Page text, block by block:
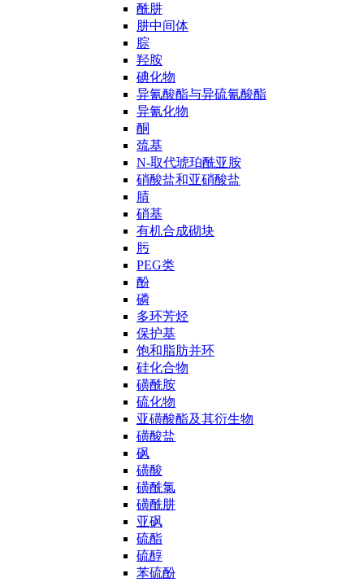
酰肼
肼中间体
腙
羟胺
碘化物
异氰酸酯与异硫氰酸酯
异氰化物
酮
巯基
N-取代琥珀酰亚胺
硝酸盐和亚硝酸盐
腈
硝基
有机合成砌块
肟
PEG类
酚
磷
多环芳烃
保护基
饱和脂肪并环
硅化合物
磺酰胺
硫化物
亚磺酸酯及其衍生物
磺酸盐
砜
磺酸
磺酰氯
磺酰肼
亚砜
硫酯
硫醇
苯硫酚